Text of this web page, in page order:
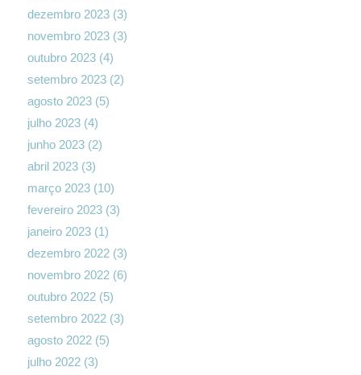
dezembro 2023(3)
novembro 2023(3)
outubro 2023(4)
setembro 2023(2)
agosto 2023(5)
julho 2023(4)
junho 2023(2)
abril 2023(3)
março 2023(10)
fevereiro 2023(3)
janeiro 2023(1)
dezembro 2022(3)
novembro 2022(6)
outubro 2022(5)
setembro 2022(3)
agosto 2022(5)
julho 2022(3)